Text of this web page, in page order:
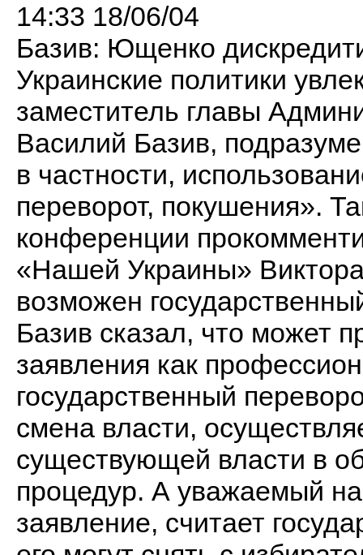
14:33 18/06/04
Базив: Ющенко
Украинские политики
заместитель главы
Василий Базив,
в частности,
переворот, покушения».
конференции
«Нашей Украины»
возможен
Базив сказал, что может
заявления как
государственный
смена власти,
существующей власти в
процедур. А уважаемый
заявление, считает